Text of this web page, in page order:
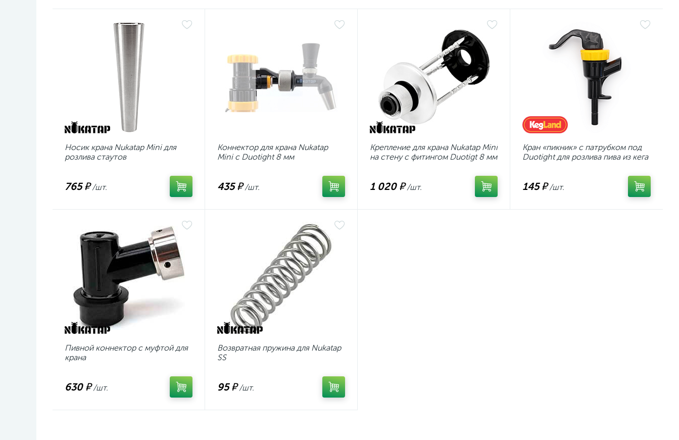
Носик крана Nukatap Mini для
розлива стаутов
765 ₽ /шт.
Коннектор для крана Nukatap
Mini с Duotight 8 мм
435 ₽ /шт.
Крепление для крана Nukatap Mini
на стену с фитингом Duotigt 8 мм
1 020 ₽ /шт.
Кран «пикник» с патрубком под
Duotight для розлива пива из кега
145 ₽ /шт.
Пивной коннектор с муфтой для
крана
630 ₽ /шт.
Возвратная пружина для Nukatap
SS
95 ₽ /шт.